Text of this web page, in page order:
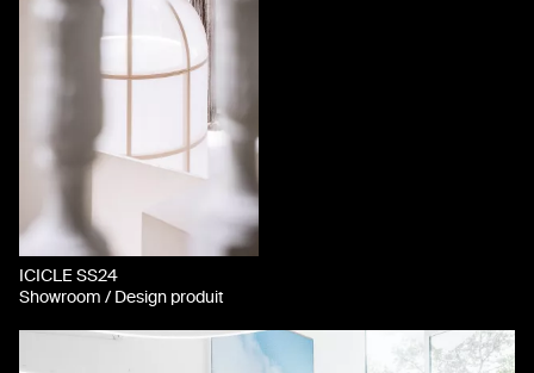
ICICLE SS24
Showroom / Design produit